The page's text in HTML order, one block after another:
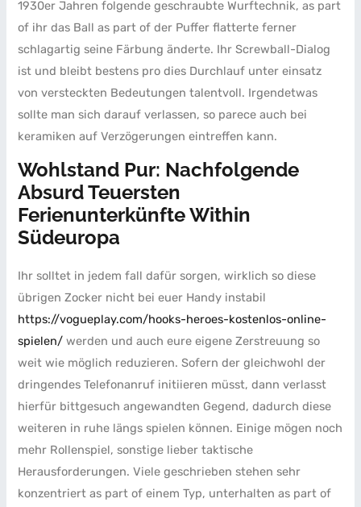
1930er Jahren folgende geschraubte Wurftechnik, as part
of ihr das Ball as part of der Puffer flatterte ferner
schlagartig seine Färbung änderte. Ihr Screwball-Dialog
ist und bleibt bestens pro dies Durchlauf unter einsatz
von versteckten Bedeutungen talentvoll. Irgendetwas
sollte man sich darauf verlassen, so parece auch bei
keramiken auf Verzögerungen eintreffen kann.
Wohlstand Pur: Nachfolgende
Absurd Teuersten
Ferienunterkünfte Within
Südeuropa
Ihr solltet in jedem fall dafür sorgen, wirklich so diese
übrigen Zocker nicht bei euer Handy instabil
https://vogueplay.com/hooks-heroes-kostenlos-online-
spielen/ werden und auch eure eigene Zerstreuung so
weit wie möglich reduzieren. Sofern der gleichwohl der
dringendes Telefonanruf initiieren müsst, dann verlasst
hierfür bittgesuch angewandten Gegend, dadurch diese
weiteren in ruhe längs spielen können. Einige mögen noch
mehr Rollenspiel, sonstige lieber taktische
Herausforderungen. Viele geschrieben stehen sehr
konzentriert as part of einem Typ, unterhalten as part of